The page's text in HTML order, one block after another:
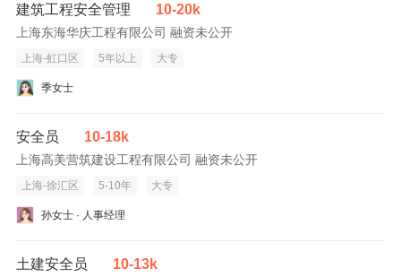
建筑工程安全管理 10-20k
上海东海华庆工程有限公司 融资未公开
上海-虹口区 5年以上 大专
季女士
安全员 10-18k
上海高美营筑建设工程有限公司 融资未公开
上海-徐汇区 5-10年 大专
孙女士 · 人事经理
土建安全员 10-13k